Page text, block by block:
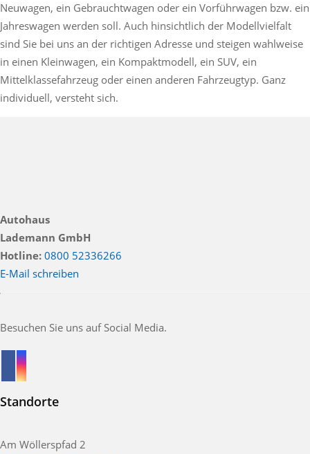
Neuwagen, ein Gebrauchtwagen oder ein Vorführwagen bzw. ein
Jahreswagen werden soll. Auch hinsichtlich der Modellvielfalt
sind Sie bei uns an der richtigen Adresse und steigen wahlweise
in einen Kleinwagen, ein Kompaktmodell, ein SUV, ein
Mittelklassefahrzeug oder einen anderen Fahrzeugtyp. Ganz
individuell, versteht sich.
Autohaus
Lademann GmbH
Hotline: 0800 52336266
E-Mail schreiben
Besuchen Sie uns auf Social Media.
Standorte
Am Wöllerspfad 2